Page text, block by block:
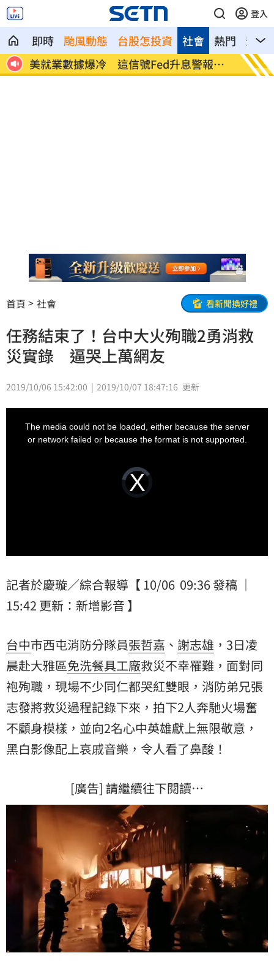
登入
即時 颱風動態 台股怎投資 熱門 影音
社會
衛
美就業數據爆冷 這信號Fed升息警報降
溫
梅西
壇
首頁 社會 看新聞換好禮
任務結束了！台中大火殉職2勇消救
災實錄 逼哭上萬網友
2019/10/06 15:42:00 2019/10/07 18:47:16 更新
Video
Player
loading.
The media could not be loaded, either because the server
or network failed or because the format is not supported.
記者於慶璇／綜合報導【 10/06 09:36 發稿 ｜
15:42 更新：新增影音 】
台中市西屯消防分隊員張哲嘉 、 謝志雄 ，3日凌
晨赴大雅區免洗餐具工廠救災不幸罹難，面對同
袍殉職，現場不少同仁都哭紅雙眼，消防弟兄張
志發將救災過程記錄下來，拍下2人奔馳火場奮
不顧身模樣，並向2名心中英雄獻上無限敬意，
黑白影像配上哀戚音樂，令人看了鼻酸！
[廣告] 請繼續往下閱讀…